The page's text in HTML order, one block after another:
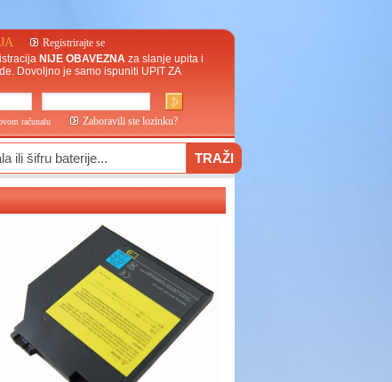
Registrirajte se
NIJE OBAVEZNA za slanje upita i
Dovoljno je samo ispuniti UPIT ZA
ovom računalu Zaboravili ste lozinku?